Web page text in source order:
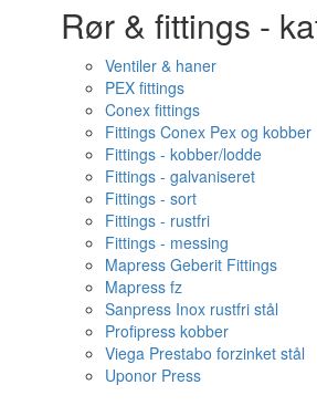
Rør & fittings -
Ventiler & haner
PEX fittings
Conex fittings
Fittings Conex Pex og kobber
Fittings - kobber/lodde
Fittings - galvaniseret
Fittings - sort
Fittings - rustfri
Fittings - messing
Mapress Geberit Fittings
Mapress fz
Sanpress Inox rustfri stål
Profipress kobber
Viega Prestabo forzinket stål
Uponor Press